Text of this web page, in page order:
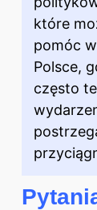
które
pomóc
Polsce,
często